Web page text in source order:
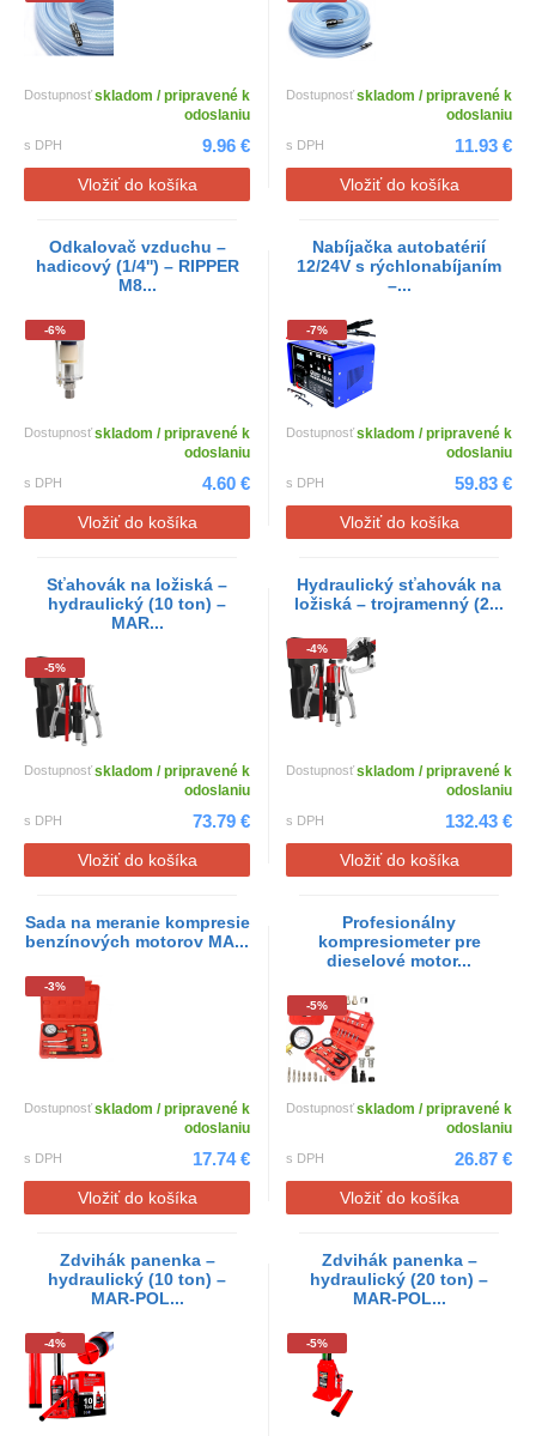
Dostupnosťskladom / pripravené k
odoslaniu
s DPH 9.96 €
Vložiť do košíka
Dostupnosťskladom / pripravené k
odoslaniu
s DPH 11.93 €
Vložiť do košíka
Odkalovač vzduchu –
hadicový (1/4'') – RIPPER
M8...
-6%
Dostupnosťskladom / pripravené k
odoslaniu
s DPH 4.60 €
Vložiť do košíka
Nabíjačka autobatérií
12/24V s rýchlonabíjaním
–...
-7%
Dostupnosťskladom / pripravené k
odoslaniu
s DPH 59.83 €
Vložiť do košíka
Sťahovák na ložiská –
hydraulický (10 ton) –
MAR...
-5%
Dostupnosťskladom / pripravené k
odoslaniu
s DPH 73.79 €
Vložiť do košíka
Hydraulický sťahovák na
ložiská – trojramenný (2...
-4%
Dostupnosťskladom / pripravené k
odoslaniu
s DPH 132.43 €
Vložiť do košíka
Sada na meranie kompresie
benzínových motorov MA...
-3%
Dostupnosťskladom / pripravené k
odoslaniu
s DPH 17.74 €
Vložiť do košíka
Profesionálny
kompresiometer pre
dieselové motor...
-5%
Dostupnosťskladom / pripravené k
odoslaniu
s DPH 26.87 €
Vložiť do košíka
Zdvihák panenka –
hydraulický (10 ton) –
MAR-POL...
-4%
Zdvihák panenka –
hydraulický (20 ton) –
MAR-POL...
-5%